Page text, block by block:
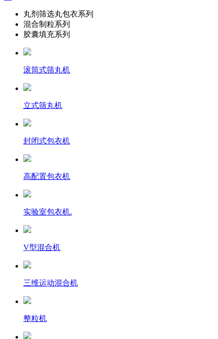
丸剂筛选丸包衣系列
混合制粒系列
胶囊填充系列
滚筒式筛丸机
立式筛丸机
封闭式包衣机
高配置包衣机
实验室包衣机.
V型混合机
三维运动混合机
整粒机